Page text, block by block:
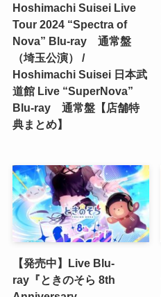
Hoshimachi Suisei Live
Tour 2024 “Spectra of
Nova” Blu-ray 通常盤
（埼玉公演） /
Hoshimachi Suisei 日本武
道館 Live “SuperNova”
Blu-ray 通常盤【店舗特
典まとめ】
【発売中】Live Blu-
ray『ときのそら 8th